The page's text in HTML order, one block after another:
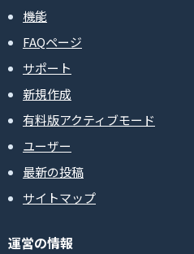
機能
FAQページ
サポート
新規作成
有料版アクティブモード
ユーザー
最新の投稿
サイトマップ
運営の情報